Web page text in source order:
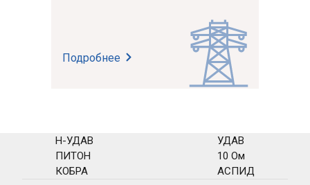
Подробнее
Н-УДАВ
ПИТОН
КОБРА
УДАВ
10 Ом
АСПИД